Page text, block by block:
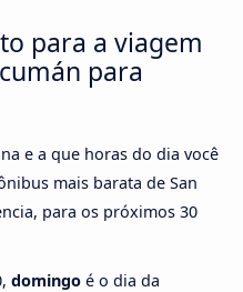
para a viagem
para
e a que horas do dia você
mais barata de San
para os próximos 30
domingo é o dia da